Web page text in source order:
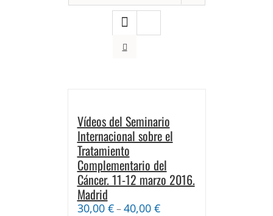
Vídeos del Seminario
Internacional sobre el
Tratamiento
Complementario del
Cáncer. 11-12 marzo 2016.
Madrid
30,00 €–40,00 €